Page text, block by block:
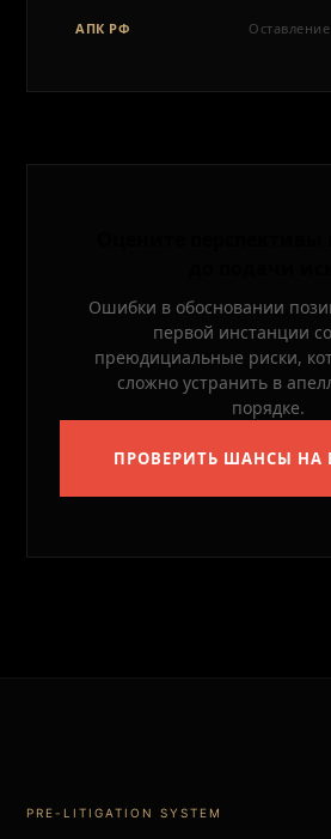
АПК РФ
Ошибки в обосновании
первой инстанции
преюдициальные риски,
сложно устранить в
порядке.
ПРОВЕРИТЬ ШАНСЫ
PRE-LITIGATION SYSTEM